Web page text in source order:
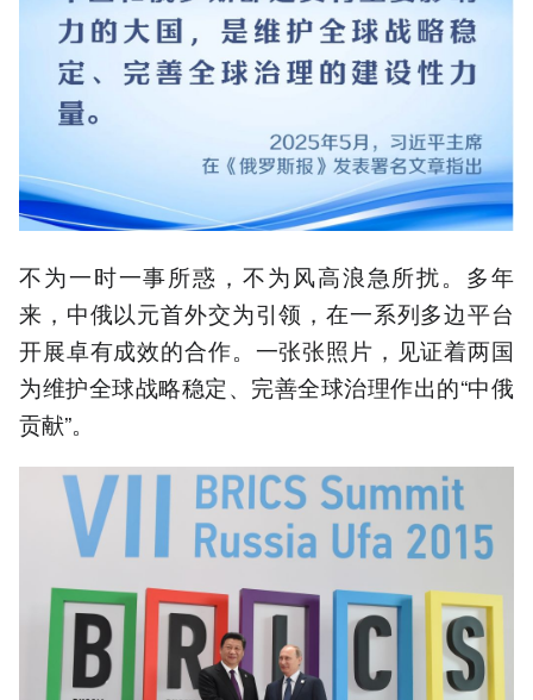
不为一时一事所惑，不为风高浪急所扰。多年
来，中俄以元首外交为引领，在一系列多边平台
开展卓有成效的合作。一张张照片，见证着两国
为维护全球战略稳定、完善全球治理作出的“中俄
贡献”。